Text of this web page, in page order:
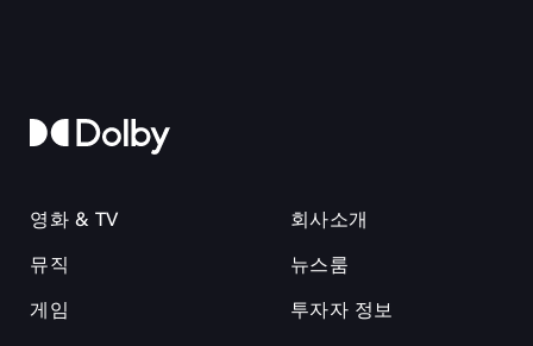
영화 & TV
뮤직
게임
회사소개
뉴스룸
투자자 정보